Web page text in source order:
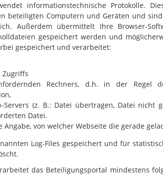
informationstechnische Protokolle.
beteiligten Computern und Geräten und
Außerdem übermittelt Ihre Browser-
gespeichert werden und
gespeichert und verarbeitet:
Zugriffs
Rechners, d.h. in der Regel
Servers (z. B.: Datei übertragen, Datei nicht
Datei.
Angabe, von welcher Webseite die gerade
Log-Files gespeichert und für
das Beteiligungsportal mindestens